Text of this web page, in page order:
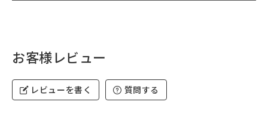
お客様レビュー
レビューを書く 質問する